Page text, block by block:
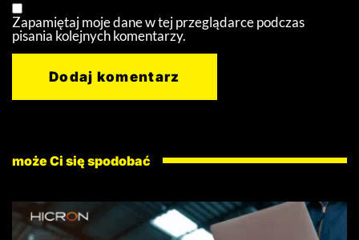
Zapamiętaj moje dane w tej przeglądarce podczas
pisania kolejnych komentarzy.
może Ci się spodobać